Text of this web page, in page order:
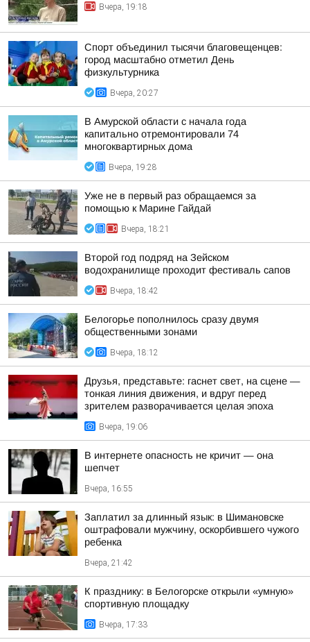
Вчера, 19:18
Спорт объединил тысячи благовещенцев:
город масштабно отметил День
физкультурника
Вчера, 20:27
В Амурской области с начала года
капитально отремонтировали 74
многоквартирных дома
Вчера, 19:28
Уже не в первый раз обращаемся за
помощью к Марине Гайдай
Вчера, 18:21
Второй год подряд на Зейском
водохранилище проходит фестиваль сапов
Вчера, 18:42
Белогорье пополнилось сразу двумя
общественными зонами
Вчера, 18:12
Друзья, представьте: гаснет свет, на сцене —
тонкая линия движения, и вдруг перед
зрителем разворачивается целая эпоха
Вчера, 19:06
В интернете опасность не кричит — она
шепчет
Вчера, 16:55
Заплатил за длинный язык: в Шимановске
оштрафовали мужчину, оскорбившего чужого
ребенка
Вчера, 21:42
К празднику: в Белогорске открыли «умную»
спортивную площадку
Вчера, 17:33